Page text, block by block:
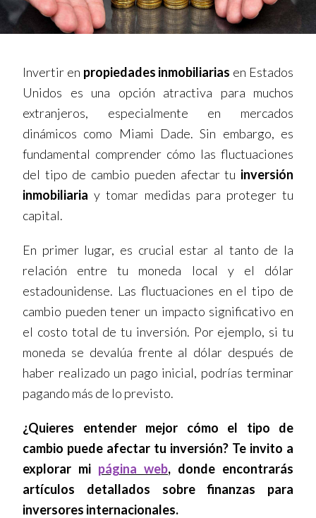
Invertir en propiedades inmobiliarias en Estados
Unidos es una opción atractiva para muchos
extranjeros, especialmente en mercados
dinámicos como Miami Dade. Sin embargo, es
fundamental comprender cómo las fluctuaciones
del tipo de cambio pueden afectar tu inversión
inmobiliaria y tomar medidas para proteger tu
capital.
En primer lugar, es crucial estar al tanto de la
relación entre tu moneda local y el dólar
estadounidense. Las fluctuaciones en el tipo de
cambio pueden tener un impacto significativo en
el costo total de tu inversión. Por ejemplo, si tu
moneda se devalúa frente al dólar después de
haber realizado un pago inicial, podrías terminar
pagando más de lo previsto.
¿Quieres entender mejor cómo el tipo de
cambio puede afectar tu inversión? Te invito a
explorar mi página web, donde encontrarás
artículos detallados sobre finanzas para
inversores internacionales.